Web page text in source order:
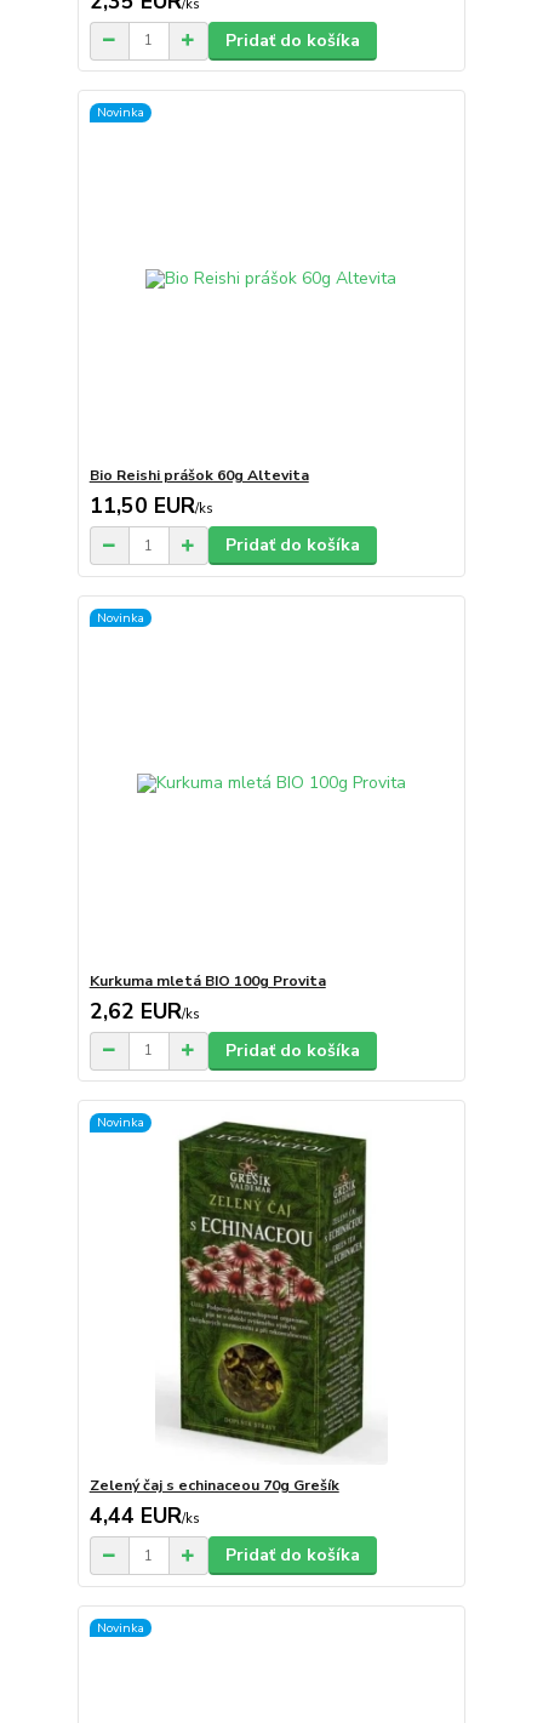
/ks
Pridať do košíka
Novinka
Bio Reishi prášok 60g Altevita
11,50 EUR/ks
Pridať do košíka
Novinka
Kurkuma mletá BIO 100g Provita
2,62 EUR/ks
Pridať do košíka
Novinka
Zelený čaj s echinaceou 70g Grešík
4,44 EUR/ks
Pridať do košíka
Novinka